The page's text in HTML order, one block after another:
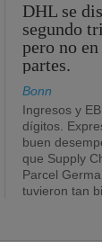
DHL se
segundo
pero no en
partes.
Bonn
Ingresos y
dígitos.
buen
que Supply
Parcel
tuvieron tan